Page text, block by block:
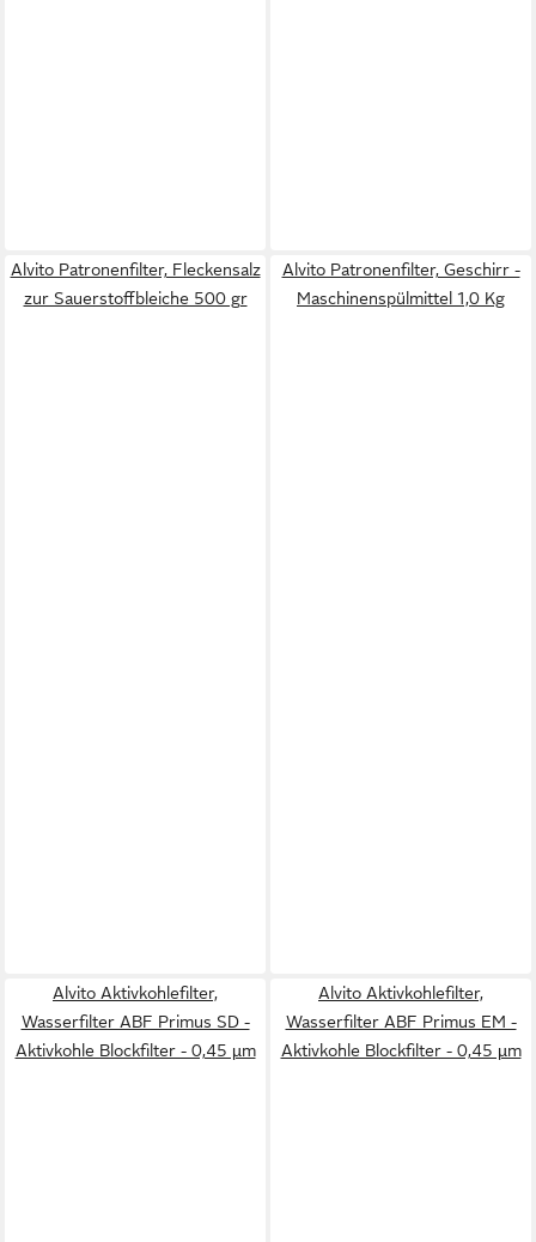
Alvito Patronenfilter, Fleckensalz
zur Sauerstoffbleiche 500 gr
Alvito Patronenfilter, Geschirr -
Maschinenspülmittel 1,0 Kg
Alvito Aktivkohlefilter,
Wasserfilter ABF Primus SD -
Aktivkohle Blockfilter - 0,45 µm
Alvito Aktivkohlefilter,
Wasserfilter ABF Primus EM -
Aktivkohle Blockfilter - 0,45 µm